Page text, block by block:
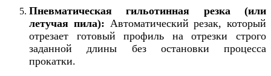
Пневматическая гильотинная резка (или
летучая пила): Автоматический резак, который
отрезает готовый профиль на отрезки строго
заданной длины без остановки процесса
прокатки.